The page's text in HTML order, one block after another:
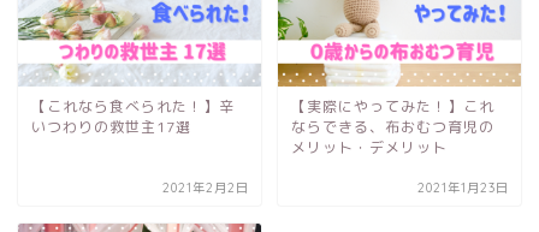
【これなら食べられた！】辛
いつわりの救世主17選
2021年2月2日
【実際にやってみた！】これ
ならできる、布おむつ育児の
メリット・デメリット
2021年1月23日